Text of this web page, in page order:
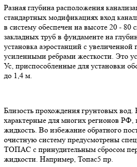
Разная глубина расположения
стандартных модификациях вход
в систему обеспечен на высоте 20 -
закладных труб в фундаменте на
установка аэростанций с
усиленными ребрами жесткости. Это
Ус, приспособленные для установки
до 1,4 м.
Близость прохождения грунтовых
характерные для многих регионов
жидкость. Во избежание обратного
очистную систему предусмотрены
ТОПАС с принудительным сбросом
жидкости. Например, Топас5 пр.